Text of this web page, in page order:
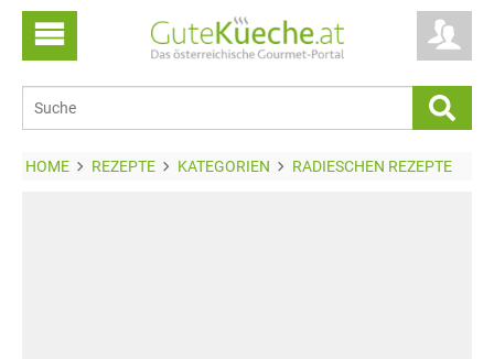
HOME REZEPTE KATEGORIEN RADIESCHEN REZEPTE